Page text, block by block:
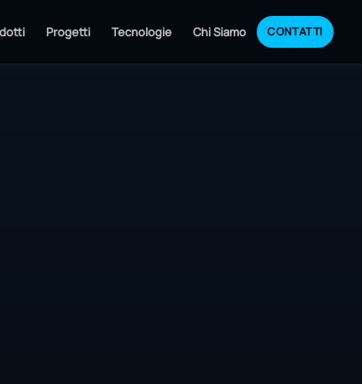
Progetti Tecnologie Chi Siamo CONTATTI